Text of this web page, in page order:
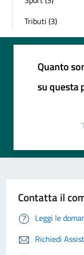
Tributi (3)
Quanto
su questa
Contatta il
Leggi le
Richiedi